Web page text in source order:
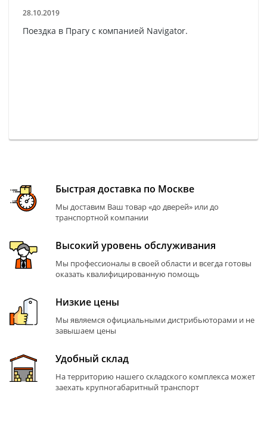
28.10.2019
Поездка в Прагу с компанией Navigator.
Быстрая доставка по Москве
Мы доставим Ваш товар «до дверей» или до
транспортной компании
Высокий уровень обслуживания
Мы профессионалы в своей области и всегда готовы
оказать квалифицированную помощь
Низкие цены
Мы являемся официальными дистрибьюторами и не
завышаем цены
Удобный склад
На территорию нашего складского комплекса может
заехать крупногабаритный транспорт